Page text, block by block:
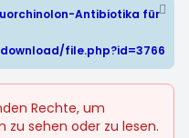
Antibiotika für
download/file.php?id=3766
Rechte, um
zu sehen oder zu lesen.